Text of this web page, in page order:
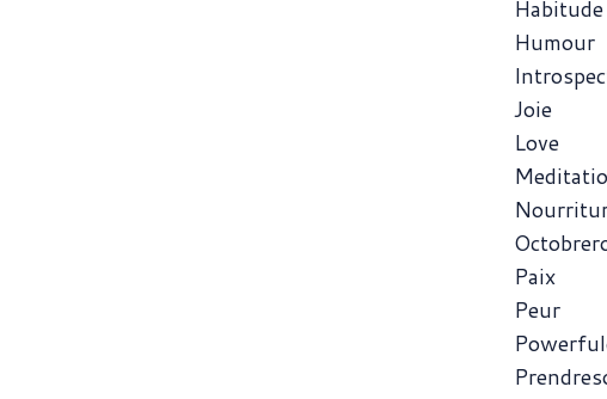
Habitude
Humour
Joie
Love
Paix
Peur